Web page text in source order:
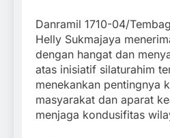
Danramil 1710-04/
Helly Sukmajaya
dengan hangat dan
atas inisiatif silaturahim
menekankan pentingnya
masyarakat dan aparat
menjaga kondusifitas